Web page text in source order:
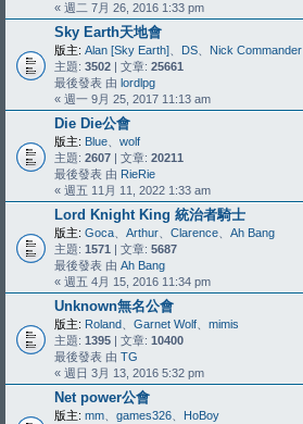
« 週二 7月 26, 2016 1:33 pm
Sky Earth天地會
版主: Alan [Sky Earth] DS
Nick Commander
主題: 3502 | 文章: 25661
最後發表 由 lordlpg
« 週一 9月 25, 2017 11:13 am
Die Die公會
版主: Blue
wolf
主題: 2607 | 文章: 20211
最後發表 由 RieRie
« 週五 11月 11, 2022 1:33 am
Lord Knight King 統治者騎士
版主: Goca Arthur Clarence
Ah Bang
主題: 1571 | 文章: 5687
最後發表 由 Ah Bang
« 週五 4月 15, 2016 11:34 pm
Unknown無名公會
版主: Roland Garnet Wolf
mimis
主題: 1395 | 文章: 10400
最後發表 由 TG
« 週日 3月 13, 2016 5:32 pm
Net power公會
版主: mm games326
HoBoy